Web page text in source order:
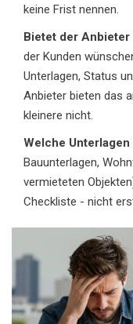
keine Frist nennen.
Bietet der
der Kunden
Unterlagen, Status
Anbieter bieten das
kleinere nicht.
Welche
Bauunterlagen,
vermieteten
Checkliste - nicht